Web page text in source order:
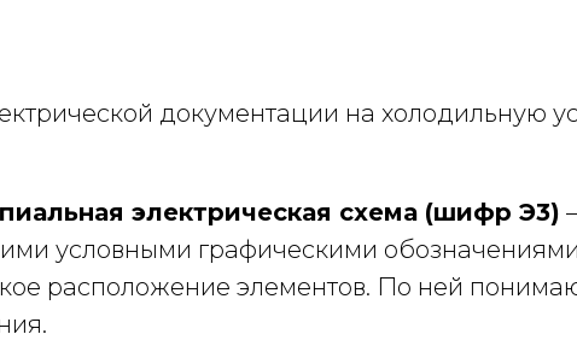
документации на холодильную
электрическая схема (шифр Э3)
условными графическими обозначениями
расположение элементов. По ней